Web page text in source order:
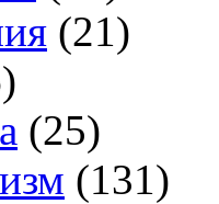
(21)
(25)
(131)